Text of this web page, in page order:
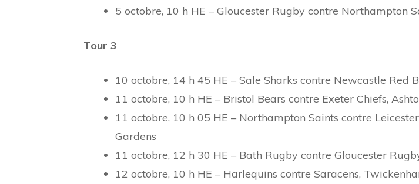
5 octobre, 10 h HE – Gloucester Rugby contre Northampton
Tour 3
10 octobre, 14 h 45 HE – Sale Sharks contre Newcastle Red
11 octobre, 10 h HE – Bristol Bears contre Exeter Chiefs,
11 octobre, 10 h 05 HE – Northampton Saints contre
Gardens
11 octobre, 12 h 30 HE – Bath Rugby contre Gloucester
12 octobre, 10 h HE – Harlequins contre Saracens,